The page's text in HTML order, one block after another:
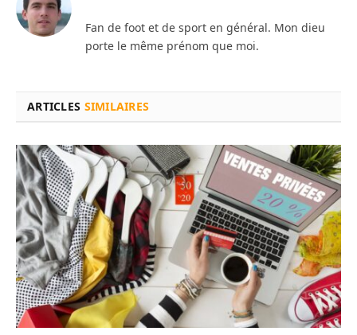
Fan de foot et de sport en général. Mon dieu
porte le même prénom que moi.
ARTICLES SIMILAIRES